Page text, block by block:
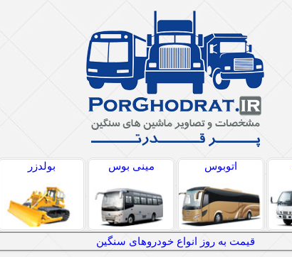
اتوبوس مینی بوس بولدزر
قیمت به روز انواع خودروهای سنگین